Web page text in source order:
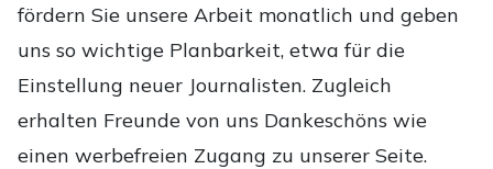
fördern Sie unsere Arbeit monatlich und geben
uns so wichtige Planbarkeit, etwa für die
Einstellung neuer Journalisten. Zugleich
erhalten Freunde von uns Dankeschöns wie
einen werbefreien Zugang zu unserer Seite.